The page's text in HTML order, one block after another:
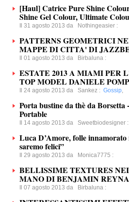
[Haul] Catrice Pure Shine
Shine Gel Colour, Ultimate
Il 31 agosto 2013 da Nothingeasier :
PATTERNS GEOMETRICI
MAPPE DI CITTA' DI
Il 01 agosto 2013 da Birbaluna :
ESTATE 2013 A MIAMI PER
TOP MODEL DANIELE
Il 24 agosto 2013 da Sankez : Gossip,
Porta bustine da thè da Borsetta
Portable
Il 14 agosto 2013 da Sweetbiodesigner :
Luca D’Amore, folle innamorato
saremo felici”
Il 29 agosto 2013 da Monica7775 :
BELLISSIME TEXTURES
MANO DI BENJAMIN
Il 07 agosto 2013 da Birbaluna :